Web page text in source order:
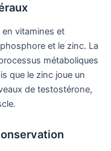
vitamines et
et le zinc. La
métaboliques
que le zinc joue un
de testostérone,